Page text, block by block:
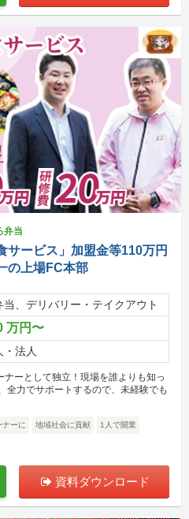
弁当
サービス」加盟金等110万円
の上場FC本部
当、デリバリー・テイクアウト
万円〜
・法人
ーとして独立！現場を誰よりも知っ
全力でサポートするので、未経験でも
ナーに 地域社会に貢献 1人で開業
資料ダウンロード